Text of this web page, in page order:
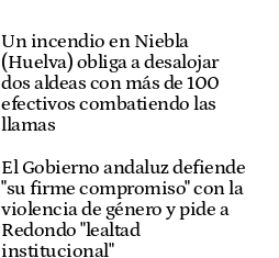
Un incendio en Niebla
(Huelva) obliga a desalojar
dos aldeas con más de 100
efectivos combatiendo las
llamas
El Gobierno andaluz defiende
"su firme compromiso" con la
violencia de género y pide a
Redondo "lealtad
institucional"